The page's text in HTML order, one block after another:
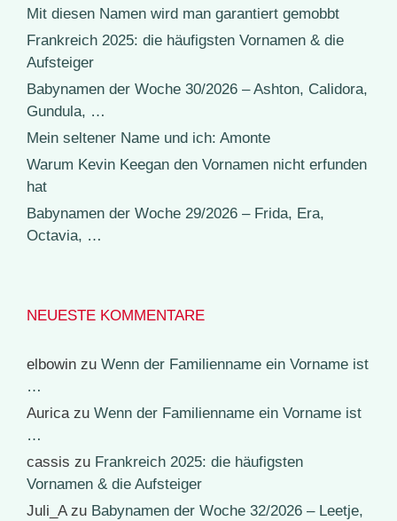
Mit diesen Namen wird man garantiert gemobbt
Frankreich 2025: die häufigsten Vornamen & die
Aufsteiger
Babynamen der Woche 30/2026 – Ashton, Calidora,
Gundula, …
Mein seltener Name und ich: Amonte
Warum Kevin Keegan den Vornamen nicht erfunden
hat
Babynamen der Woche 29/2026 – Frida, Era,
Octavia, …
NEUESTE KOMMENTARE
elbowin zu Wenn der Familienname ein Vorname ist
…
Auricazu Wenn der Familienname ein Vorname ist
…
cassis zu Frankreich 2025: die häufigsten
Vornamen & die Aufsteiger
Juli_Azu Babynamen der Woche 32/2026 – Leetje,